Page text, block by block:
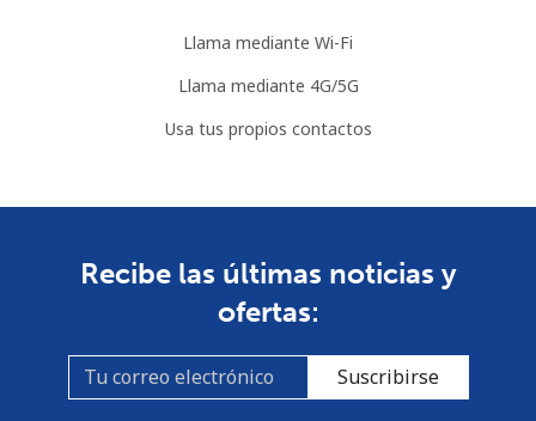
Llama mediante Wi-Fi
Llama mediante 4G/5G
Usa tus propios contactos
Recibe las últimas noticias y
ofertas:
Suscribirse